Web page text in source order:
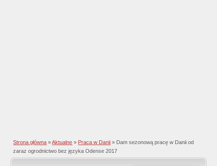
Strona główna »Aktualne » Praca w Danii » Dam sezonową pracę w Danii od
zaraz ogrodnictwo bez języka Odense 2017